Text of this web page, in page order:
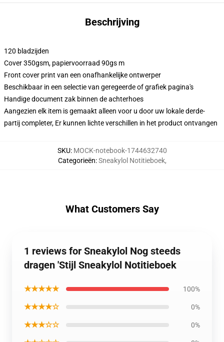
Beschrijving
120 bladzijden
Cover 350gsm, papiervoorraad 90gs m
Front cover print van een onafhankelijke ontwerper
Beschikbaar in een selectie van geregeerde of grafiek pagina's
Handige document zak binnen de achterhoes
Aangezien elk item is gemaakt alleen voor u door uw lokale derde-
partij completer, Er kunnen lichte verschillen in het product ontvangen
SKU: MOCK-notebook-1744632740
Categorieën:Sneakylol Notitieboek,
What Customers Say
1 reviews for Sneakylol Nog steeds
dragen 'Stijl Sneakylol Notitieboek
★★★★★ 100%
★★★★☆ 0%
★★★☆☆ 0%